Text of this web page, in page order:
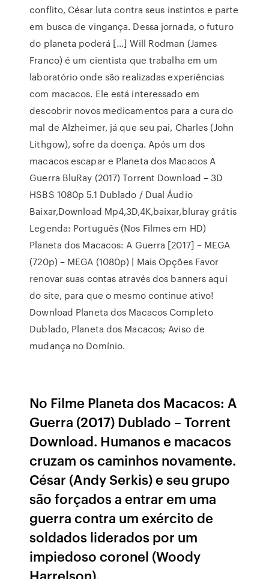
conflito, César luta contra seus instintos e parte
em busca de vingança. Dessa jornada, o futuro
do planeta poderá […] Will Rodman (James
Franco) é um cientista que trabalha em um
laboratório onde são realizadas experiências
com macacos. Ele está interessado em
descobrir novos medicamentos para a cura do
mal de Alzheimer, já que seu pai, Charles (John
Lithgow), sofre da doença. Após um dos
macacos escapar e Planeta dos Macacos A
Guerra BluRay (2017) Torrent Download – 3D
HSBS 1080p 5.1 Dublado / Dual Áudio
Baixar,Download Mp4,3D,4K,baixar,bluray grátis
Legenda: Português (Nos Filmes em HD)
Planeta dos Macacos: A Guerra [2017] – MEGA
(720p) – MEGA (1080p) | Mais Opções Favor
renovar suas contas através dos banners aqui
do site, para que o mesmo continue ativo!
Download Planeta dos Macacos Completo
Dublado, Planeta dos Macacos; Aviso de
mudança no Domínio.
No Filme Planeta dos Macacos: A
Guerra (2017) Dublado – Torrent
Download. Humanos e macacos
cruzam os caminhos novamente.
César (Andy Serkis) e seu grupo
são forçados a entrar em uma
guerra contra um exército de
soldados liderados por um
impiedoso coronel (Woody
Harrelson).